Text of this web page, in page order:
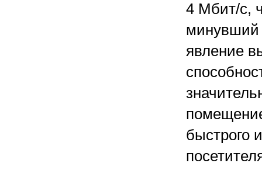
4 Мбит/с,
минувший
явление
быстрого